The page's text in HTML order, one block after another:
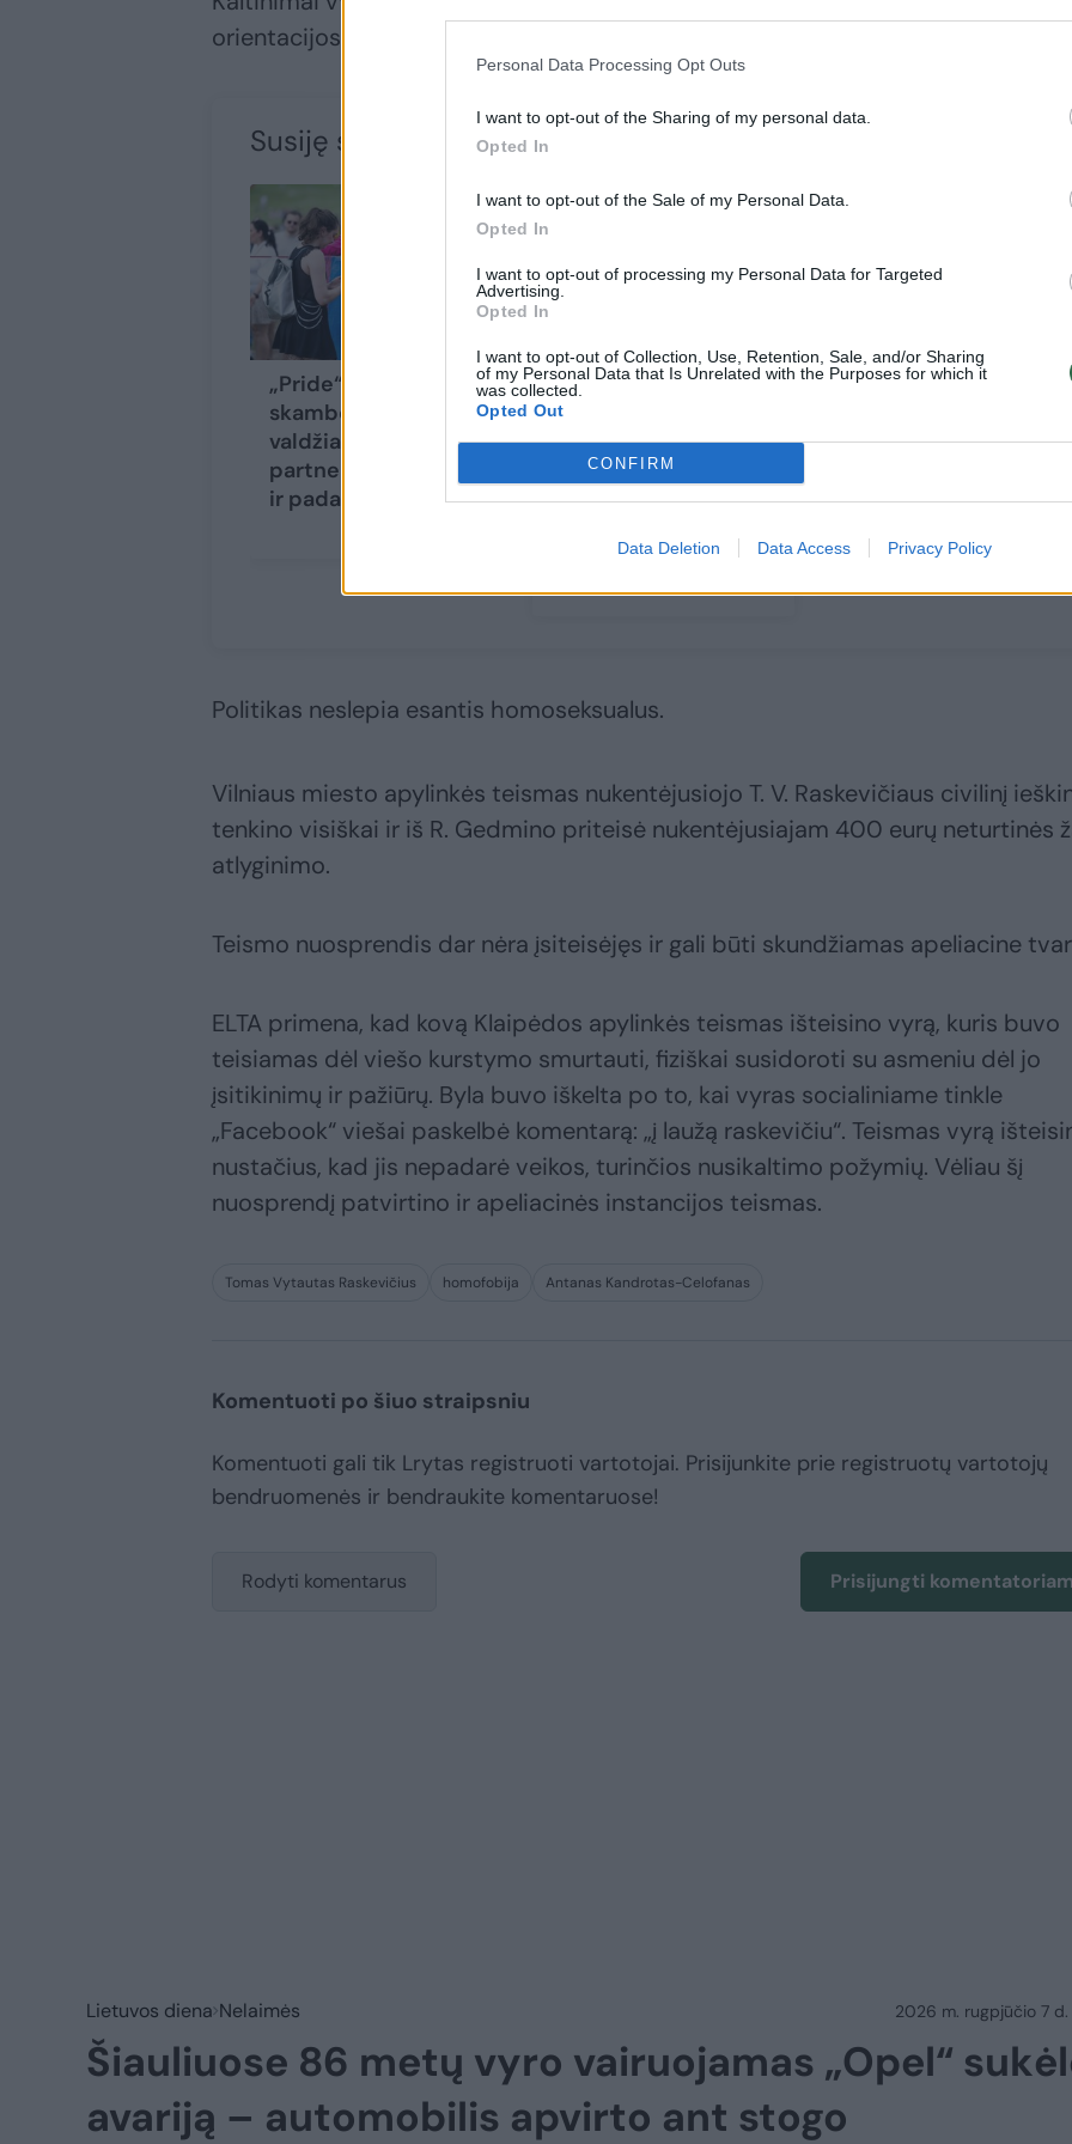
Personal Data Processing Opt Outs
I want to opt-out of the Sharing of my personal data.
Opted In
I want to opt-out of the Sale of my Personal Data.
Opted In
I want to opt-out of processing my Personal Data for Targeted
Advertising.
Opted In
I want to opt-out of Collection, Use, Retention, Sale, and/or Sharing
of my Personal Data that Is Unrelated with the Purposes for which it
was collected.
Opted Out
CONFIRM
Data Deletion Data Access Privacy Policy
orientacijos.
Susiję straipsniai
„Pride“ eitynėse
skambėjo raginimai
valdžiai dėl
partnerystės: imkite
ir padarykite
Dar vienas R.
Žemaitaičio
kūlverstis:
demonizuoti
„laisviečiai“ jau tapo
M. Matijošaitis
partijos: kantrybės
pozicija dėl Izraelio
Politikas neslepia esantis homoseksualus.
Vilniaus miesto apylinkės teismas nukentėjusiojo T. V. Raskevičiaus civilinį
tenkino visiškai ir iš R. Gedmino priteisė nukentėjusiajam 400 eurų neturtinės
atlyginimo.
Teismo nuosprendis dar nėra įsiteisėjęs ir gali būti skundžiamas apeliacine
ELTA primena, kad kovą Klaipėdos apylinkės teismas išteisino vyrą, kuris buvo
teisiamas dėl viešo kurstymo smurtauti, fiziškai susidoroti su asmeniu dėl jo
įsitikinimų ir pažiūrų. Byla buvo iškelta po to, kai vyras socialiniame tinkle
„Facebook“ viešai paskelbė komentarą: „į laužą raskevičiu“. Teismas vyrą
nustačius, kad jis nepadarė veikos, turinčios nusikaltimo požymių. Vėliau šį
nuosprendį patvirtino ir apeliacinės instancijos teismas.
Tomas Vytautas Raskevičius homofobija Antanas Kandrotas-Celofanas
Komentuoti po šiuo straipsniu
Komentuoti gali tik Lrytas registruoti vartotojai. Prisijunkite prie registruotų vartotojų
bendruomenės ir bendraukite komentaruose!
Rodyti komentarus Prisijungti
Lietuvos diena Nelaimės 2026 m. rugpjūčio 7 d.
Šiauliuose 86 metų vyro vairuojamas „Opel“
avariją – automobilis apvirto ant stogo